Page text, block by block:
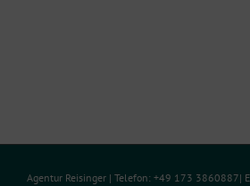
Agentur Reisinger | Telefon: +49 173 3860887|